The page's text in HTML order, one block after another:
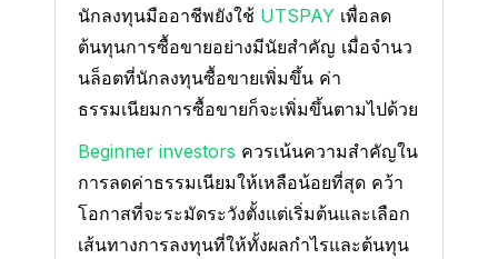
นักลงทุนมืออาชีพยังใช้ UTSPAY เพื่อลด
ต้นทุนการซื้อขายอย่างมีนัยสำคัญ เมื่อจำนว
นล็อตที่นักลงทุนซื้อขายเพิ่มขึ้น ค่า
ธรรมเนียมการซื้อขายก็จะเพิ่มขึ้นตามไปด้วย
Beginner investors ควรเน้นความสำคัญใน
การลดค่าธรรมเนียมให้เหลือน้อยที่สุด คว้า
โอกาสที่จะระมัดระวังตั้งแต่เริ่มต้นและเลือก
เส้นทางการลงทุนที่ให้ทั้งผลกำไรและต้นทุน